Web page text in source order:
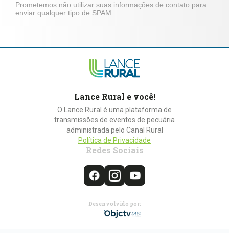
Prometemos não utilizar suas informações de contato para
enviar qualquer tipo de SPAM.
Lance Rural e você!
O Lance Rural é uma plataforma de
transmissões de eventos de pecuária
administrada pelo Canal Rural
Política de Privacidade
Redes Sociais
Desenvolvido por: